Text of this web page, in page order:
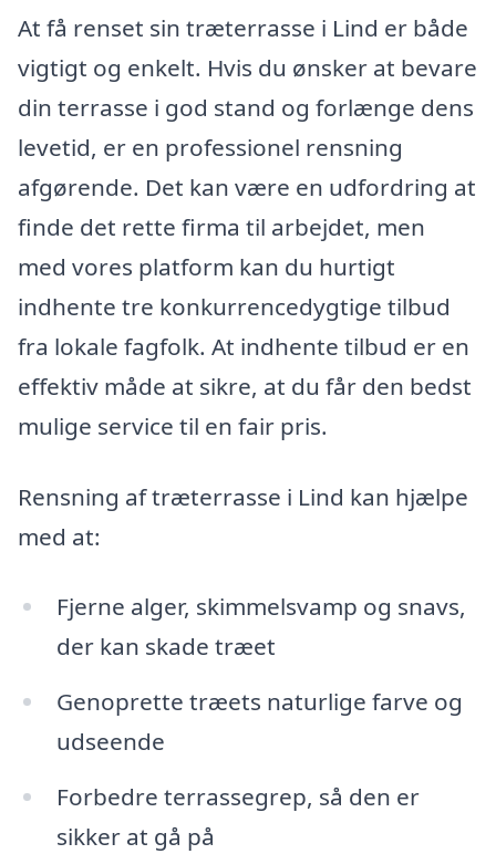
At få renset sin træterrasse i Lind er både
vigtigt og enkelt. Hvis du ønsker at bevare
din terrasse i god stand og forlænge dens
levetid, er en professionel rensning
afgørende. Det kan være en udfordring at
finde det rette firma til arbejdet, men
med vores platform kan du hurtigt
indhente tre konkurrencedygtige tilbud
fra lokale fagfolk. At indhente tilbud er en
effektiv måde at sikre, at du får den bedst
mulige service til en fair pris.
Rensning af træterrasse i Lind kan hjælpe
med at:
Fjerne alger, skimmelsvamp og snavs,
der kan skade træet
Genoprette træets naturlige farve og
udseende
Forbedre terrassegrep, så den er
sikker at gå på